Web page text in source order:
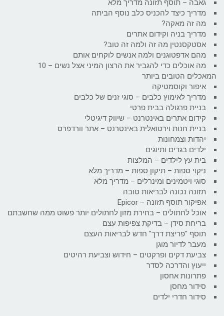
גאבה – תוסף תזונה מדריך מלא
מדריך כיצד להכניס כלב נוסף הביתה
מה זה מאקה?
מדריך בניה וקידום אתרים
אסטקסנטין מה זה ולמה זה טוב?
מהם אדפטוגנים ולמה אנשים לוקחים אותם
מה אוכלים כדי להגביר את הרצון המיני אצל נשים – 10
המאכלים הטובים ביותר
איפור וקוסמטיקה
מדריך לאימוץ כלבים – סוגי זנים של כלבים
בניית פרגולה בבית פרטי
קידום אתרים באינטרנט – שיווק דיגיטלי
בניית חנות וירטואלית באינטרנט – אתר וורדפרס
יהדות וצמחונות
ילדים בגדים ותיוגים
בית עץ לילדים – המלצות
ניקוי ספות – תיקון ספות – מדריך מלא
סוגי ויטמינים ומינרלים – מדריך מלא
תזונה נכונה לבריאות טובה
אפיקור תוסף תזונה – Epicor
אוכל לחתולים – בחירת מזון לחתולים יותר פשוט ממה שחשבתם
בריחת סידן – בדיקת צפיפות עצם
תוסף "פריצת דרך" חדש לבריאות העצם
מעבר לדיור מוגן
צביעת דקים ופרקטים – חידוש וצביעת רהיטים
ייעוץ והדרכה לסדר
פתרונות אחסון
סידור מחסן
סידור חדרי ילדים